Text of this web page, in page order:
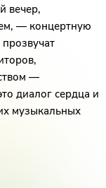
вечер,
— концертную
—
диалог сердца и
музыкальных